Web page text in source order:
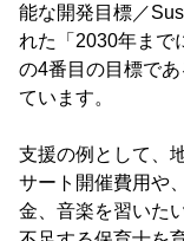
能な開発目標／
れた「2030年まで
の4番目の目標で
ています。
支援の例として、
サート開催費用や
金、音楽を習いた